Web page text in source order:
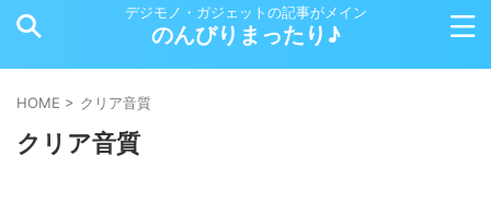
デジモノ・ガジェットの記事がメイン
のんびりまったり♪
HOME > クリア音質
クリア音質